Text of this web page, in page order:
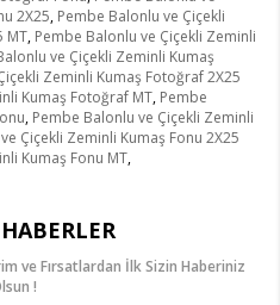
2X25, Pembe Balonlu ve Çiçekli
MT, Pembe Balonlu ve Çiçekli Zeminli
ve Çiçekli Zeminli Kumaş
Zeminli Kumaş Fotoğraf 2X25
Kumaş Fotoğraf MT, Pembe
, Pembe Balonlu ve Çiçekli Zeminli
Çiçekli Zeminli Kumaş Fonu 2X25
Kumaş Fonu MT,
ve Fırsatlardan İlk Sizin Haberiniz
!